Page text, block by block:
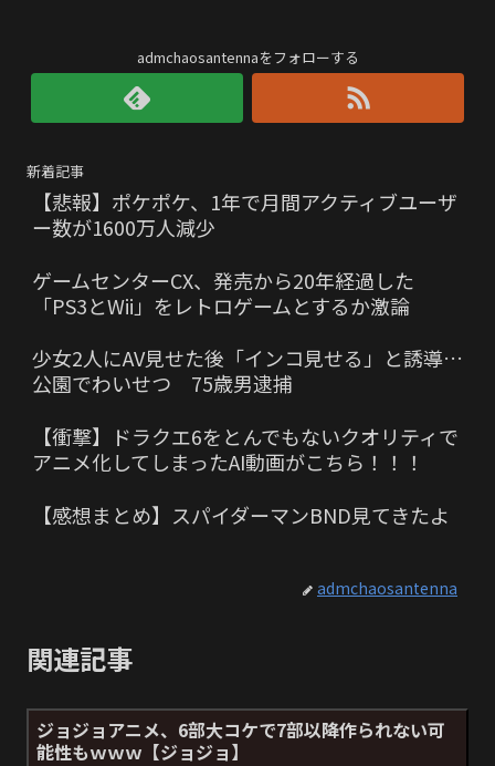
admchaosantennaをフォローする
新着記事
【悲報】ポケポケ、1年で月間アクティブユーザ
ー数が1600万人減少
ゲームセンターCX、発売から20年経過した
「PS3とWii」をレトロゲームとするか激論
少女2人にAV見せた後「インコ見せる」と誘導…
公園でわいせつ 75歳男逮捕
【衝撃】ドラクエ6をとんでもないクオリティで
アニメ化してしまったAI動画がこちら！！！
【感想まとめ】スパイダーマンBND見てきたよ
admchaosantenna
関連記事
ジョジョアニメ、6部大コケで7部以降作られない可
能性もｗｗｗ【ジョジョ】